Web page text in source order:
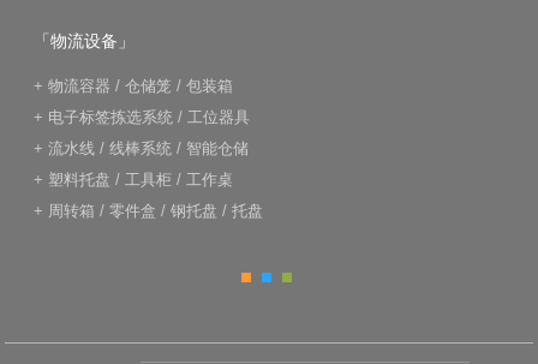
「物流设备」
+ 物流容器 / 仓储笼 / 包装箱
+ 电子标签拣选系统 / 工位器具
+ 流水线 / 线棒系统 / 智能仓储
+ 塑料托盘 / 工具柜 / 工作桌
+ 周转箱 / 零件盒 / 钢托盘 / 托盘